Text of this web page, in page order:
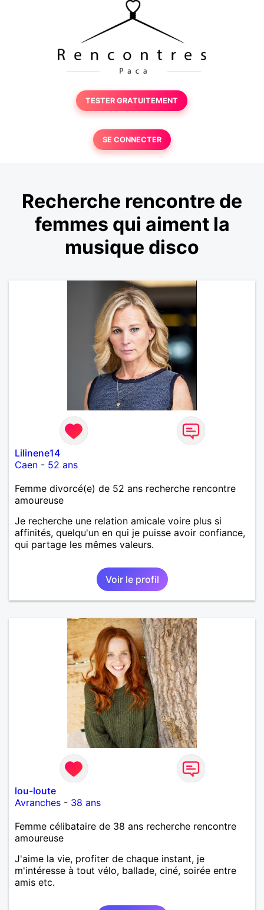
TESTER GRATUITEMENT
SE CONNECTER
Recherche rencontre de
femmes qui aiment la
musique disco
Lilinene14
Caen - 52 ans
Femme divorcé(e) de 52 ans recherche rencontre
amoureuse
Je recherche une relation amicale voire plus si
affinités, quelqu'un en qui je puisse avoir confiance,
qui partage les mêmes valeurs.
Voir le profil
lou-loute
Avranches - 38 ans
Femme célibataire de 38 ans recherche rencontre
amoureuse
J'aime la vie, profiter de chaque instant, je
m'intéresse à tout vélo, ballade, ciné, soirée entre
amis etc.